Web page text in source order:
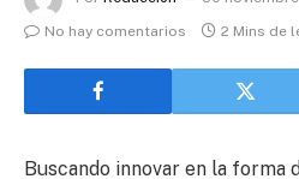
No hay comentarios
2 Mins de
Buscando innovar en la forma